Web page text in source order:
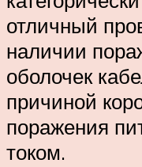
отличный
наличии
оболочек
причиной
поражения
током.